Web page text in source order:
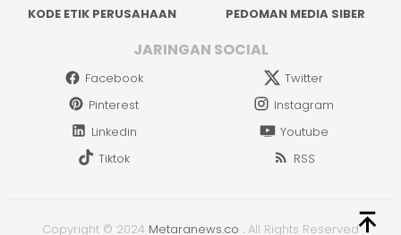
KODE ETIK PERUSAHAAN
PEDOMAN MEDIA SIBER
JARINGAN SOCIAL
Facebook
Twitter
Pinterest
Instagram
Linkedin
Youtube
Tiktok
RSS
Copyright © 2024 Metaranews.co . All Rights Reserved